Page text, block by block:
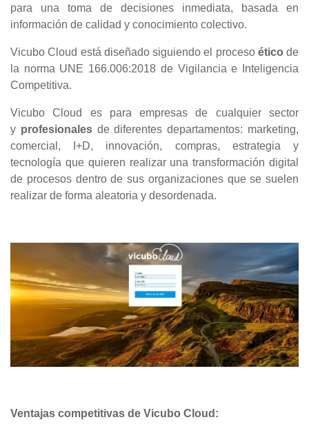
para una toma de decisiones inmediata, basada en
información de calidad y conocimiento colectivo.
Vicubo Cloud está diseñado siguiendo el proceso ético de
la norma UNE 166.006:2018 de Vigilancia e Inteligencia
Competitiva.
Vicubo Cloud es para empresas de cualquier sector
y profesionalesde diferentes departamentos: marketing,
comercial, I+D, innovación, compras, estrategia y
tecnología que quieren realizar una transformación digital
de procesos dentro de sus organizaciones que se suelen
realizar de forma aleatoria y desordenada.
Ventajas competitivas de Vicubo Cloud: